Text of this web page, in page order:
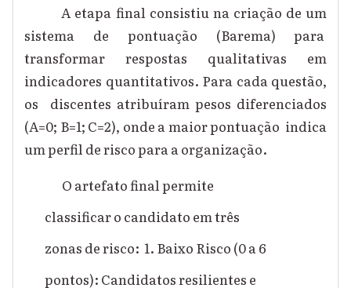
A etapa final consistiu na criação de um
sistema de pontuação (Barema) para
transformar respostas qualitativas em
indicadores quantitativos. Para cada questão,
os discentes atribuíram pesos diferenciados
(A=0; B=1; C=2), onde a maior pontuação indica
um perfil de risco para a organização.
O artefato final permite
classificar o candidato em três
zonas de risco: 1. Baixo Risco (0 a 6
pontos): Candidatos resilientes e